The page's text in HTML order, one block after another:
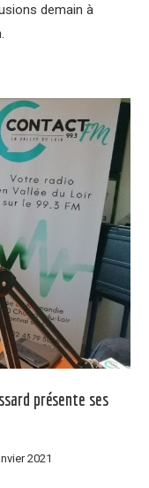
demain à
présente ses
2021